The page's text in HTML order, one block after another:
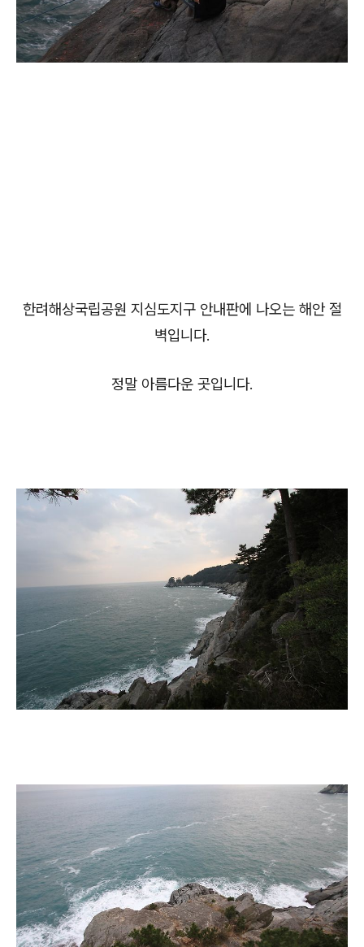
한려해상국립공원 지심도지구 안내판에 나오는 해안 절
벽입니다.
정말 아름다운 곳입니다.